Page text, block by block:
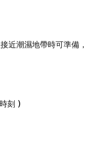
近潮濕地帶時可準備，
刻 )